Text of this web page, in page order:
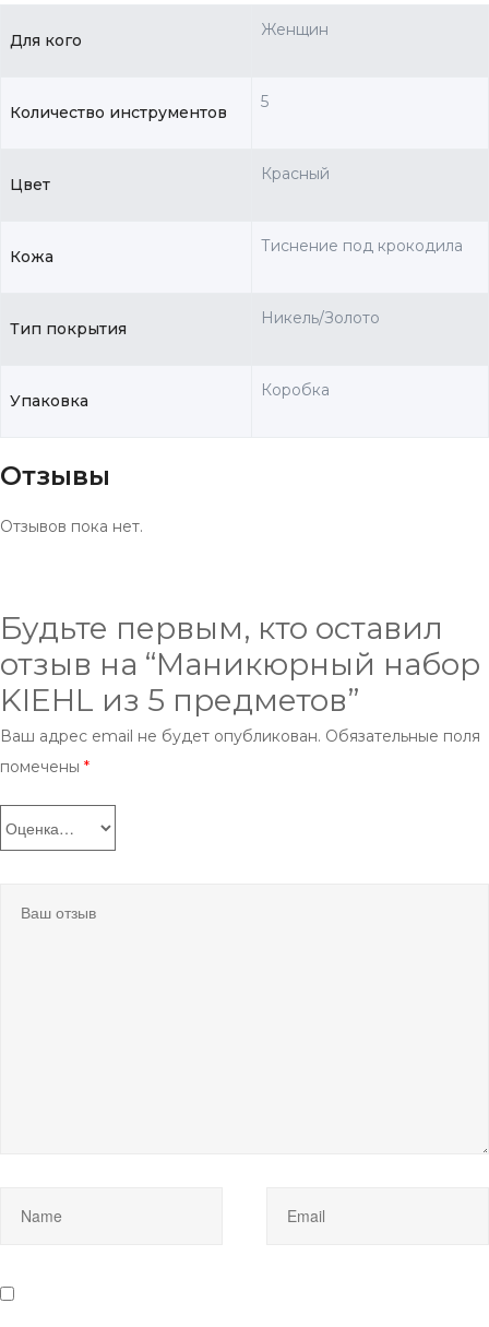
Для кого
Женщин
Количество инструментов
5
Цвет
Красный
Кожа
Тиснение под крокодила
Тип покрытия
Никель/Золото
Упаковка
Коробка
Отзывы
Отзывов пока нет.
Будьте первым, кто оставил
отзыв на “Маникюрный набор
KIEHL из 5 предметов”
Ваш адрес email не будет опубликован. Обязательные поля
помечены *